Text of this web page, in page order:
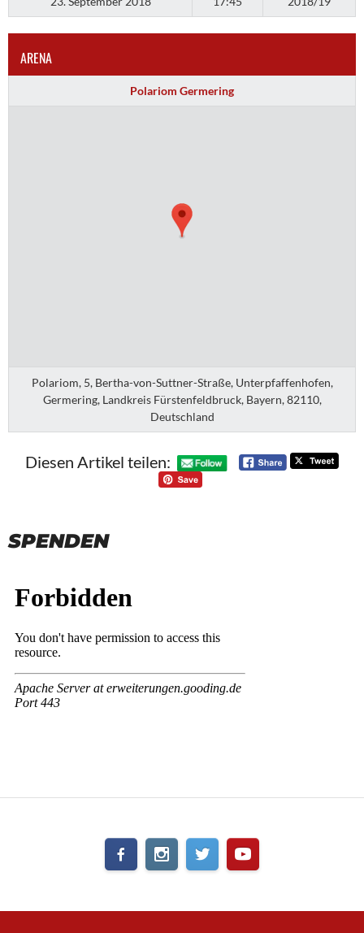
ARENA
Polariom Germering
Polariom, 5, Bertha-von-Suttner-Straße, Unterpfaffenhofen,
Germering, Landkreis Fürstenfeldbruck, Bayern, 82110,
Deutschland
Diesen Artikel teilen:
SPENDEN